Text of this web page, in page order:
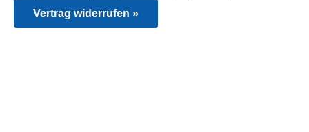
Vertrag widerrufen »